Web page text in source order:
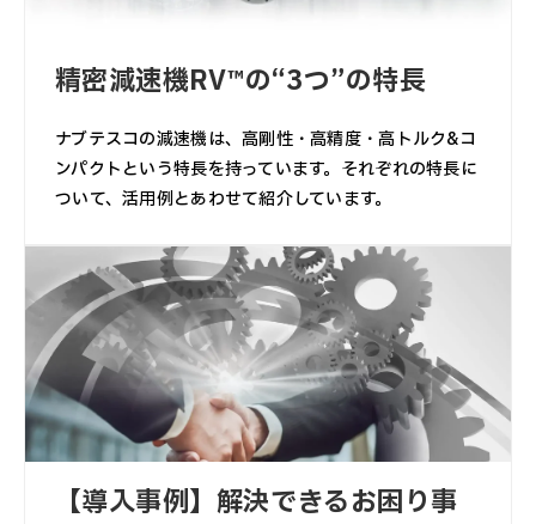
精密減速機RV™の“3つ”の特長
ナブテスコの減速機は、高剛性・高精度・高トルク&コ
ンパクトという特長を持っています。それぞれの特長に
ついて、活用例とあわせて紹介しています。
【導入事例】解決できるお困り事